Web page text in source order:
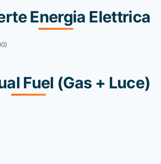
Energia Elettrica
Fuel (Gas + Luce)